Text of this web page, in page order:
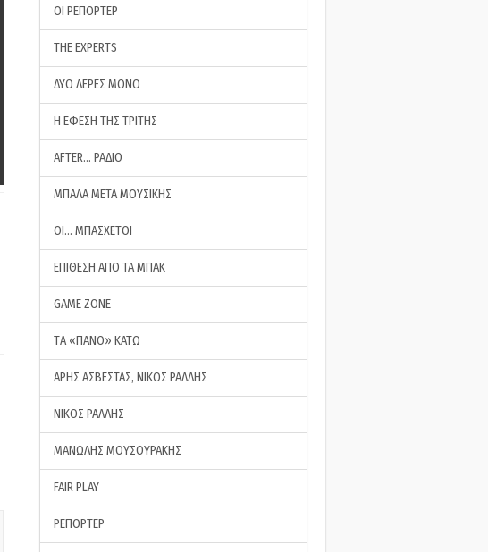
ΟΙ ΡΕΠΟΡΤΕΡ
THE EXPERTS
ΔΥΟ ΛΕΡΕΣ ΜΟΝΟ
Η ΕΦΕΣΗ ΤΗΣ ΤΡΙΤΗΣ
AFTER… ΡΑΔΙΟ
ΜΠΑΛΑ ΜΕΤΑ ΜΟΥΣΙΚΗΣ
ΟΙ… ΜΠΑΣΧΕΤΟΙ
ΕΠΙΘΕΣΗ ΑΠΟ ΤΑ ΜΠΑΚ
GAME ZONE
ΤA «ΠΑΝΟ» ΚΑΤΩ
ΑΡΗΣ ΑΣΒΕΣΤΑΣ, ΝΙΚΟΣ ΡΑΛΛΗΣ
ΝΙΚΟΣ ΡΑΛΛΗΣ
ΜΑΝΩΛΗΣ ΜΟΥΣΟΥΡΑΚΗΣ
FAIR PLAY
ΡΕΠΟΡΤΕΡ